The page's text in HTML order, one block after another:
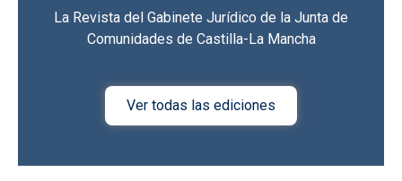
La Revista del Gabinete Jurídico de la Junta de
Comunidades de Castilla-La Mancha
Ver todas las ediciones